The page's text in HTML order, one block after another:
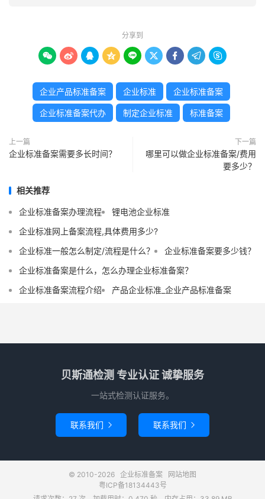
分享到
        
企业产品标准备案 企业标准 企业标准备案
企业标准备案代办 制定企业标准 标准备案
上一篇
企业标准备案需要多长时间？
下一篇
哪里可以做企业标准备案/费用
要多少？
相关推荐
企业标准备案办理流程
锂电池企业标准
企业标准网上备案流程,具体费用多少?
企业标准一般怎么制定/流程是什么？
企业标准备案要多少钱？
企业标准备案是什么，怎么办理企业标准备案？
企业标准备案流程介绍
产品企业标准_企业产品标准备案
贝斯通检测 专业认证 诚挚服务
一站式检测认证服务。
联系我们  联系我们 
© 2010-2026 企业标准备案
网站地图
粤ICP备18134443号